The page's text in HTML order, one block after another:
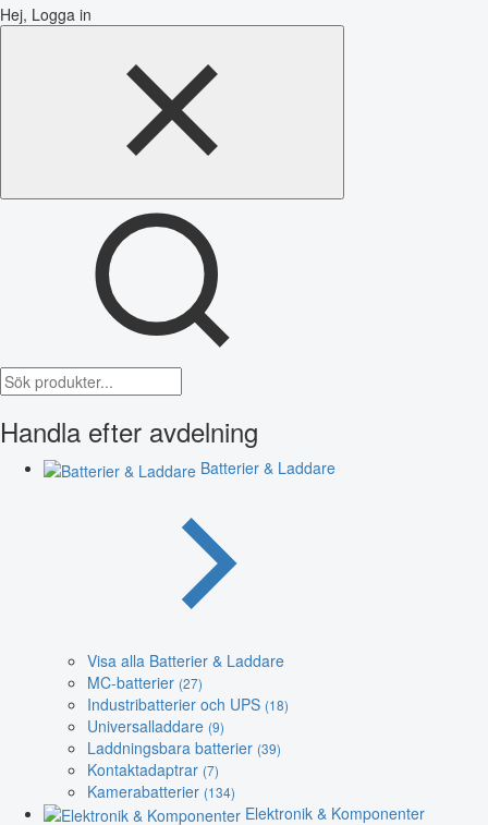
Hej, Logga in
Handla efter avdelning
Batterier & Laddare
Visa alla Batterier & Laddare
MC-batterier (27)
Industribatterier och UPS (18)
Universalladdare (9)
Laddningsbara batterier (39)
Kontaktadaptrar (7)
Kamerabatterier (134)
Elektronik & Komponenter